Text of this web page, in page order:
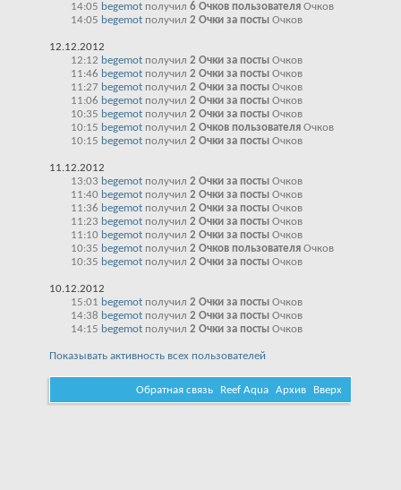
14:05 begemot получил 6 Очков пользователя Очков
14:05 begemot получил 2 Очки за посты Очков
12.12.2012
12:12 begemot получил 2 Очки за посты Очков
11:46 begemot получил 2 Очки за посты Очков
11:27 begemot получил 2 Очки за посты Очков
11:06 begemot получил 2 Очки за посты Очков
10:35 begemot получил 2 Очки за посты Очков
10:15 begemot получил 2 Очков пользователя Очков
10:15 begemot получил 2 Очки за посты Очков
11.12.2012
13:03 begemot получил 2 Очки за посты Очков
11:40 begemot получил 2 Очки за посты Очков
11:36 begemot получил 2 Очки за посты Очков
11:23 begemot получил 2 Очки за посты Очков
11:10 begemot получил 2 Очки за посты Очков
10:35 begemot получил 2 Очков пользователя Очков
10:35 begemot получил 2 Очки за посты Очков
10.12.2012
15:01 begemot получил 2 Очки за посты Очков
14:38 begemot получил 2 Очки за посты Очков
14:15 begemot получил 2 Очки за посты Очков
Показывать активность всех пользователей
Обратная связь Reef Aqua Архив Вверх